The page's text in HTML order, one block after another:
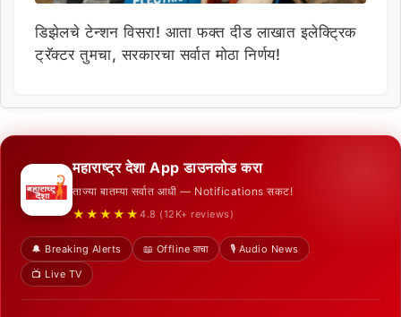
डिझेलचे टेन्शन विसरा! आता फक्त दीड लाखात इलेक्ट्रिक
ट्रॅक्टर तुमचा, सरकारचा सर्वात मोठा निर्णय!
महाराष्ट्र देशा App डाउनलोड करा
ताज्या बातम्या सर्वात आधी — Notifications सकट!
★★★★★ 4.8 (12K+ reviews)
🔔 Breaking Alerts 📖 Offline वाचा
🎙️ Audio News
📺 Live TV